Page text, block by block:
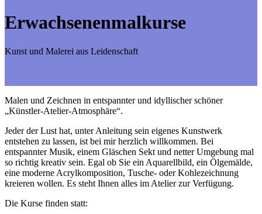
Erwachsenenmalkurse
Kunst und Malerei aus Leidenschaft
Malen und Zeichnen in entspannter und idyllischer schöner
„Künstler-Atelier-Atmosphäre“.
Jeder der Lust hat, unter Anleitung sein eigenes Kunstwerk
entstehen zu lassen, ist bei mir herzlich willkommen. Bei
entspannter Musik, einem Gläschen Sekt und netter Umgebung mal
so richtig kreativ sein. Egal ob Sie ein Aquarellbild, ein Ölgemälde,
eine moderne Acrylkomposition, Tusche- oder Kohlezeichnung
kreieren wollen. Es steht Ihnen alles im Atelier zur Verfügung.
Die Kurse finden statt: